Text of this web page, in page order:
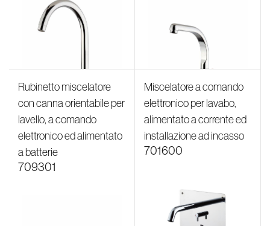
Rubinetto miscelatore
con canna orientabile per
lavello, a comando
elettronico ed alimentato
a batterie
709301
Miscelatore a comando
elettronico per lavabo,
alimentato a corrente ed
installazione ad incasso
701600